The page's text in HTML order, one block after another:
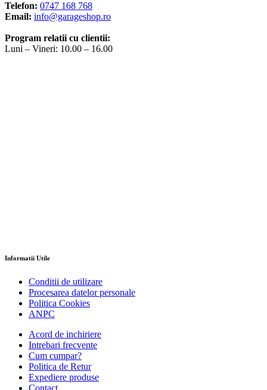
Telefon: 0747 168 768
Email: info@garageshop.ro
Program relatii cu clientii:
Luni – Vineri: 10.00 – 16.00
Informatii Utile
Conditii de utilizare
Procesarea datelor personale
Politica Cookies
ANPC
Acord de inchiriere
Intrebari frecvente
Cum cumpar?
Politica de Retur
Expediere produse